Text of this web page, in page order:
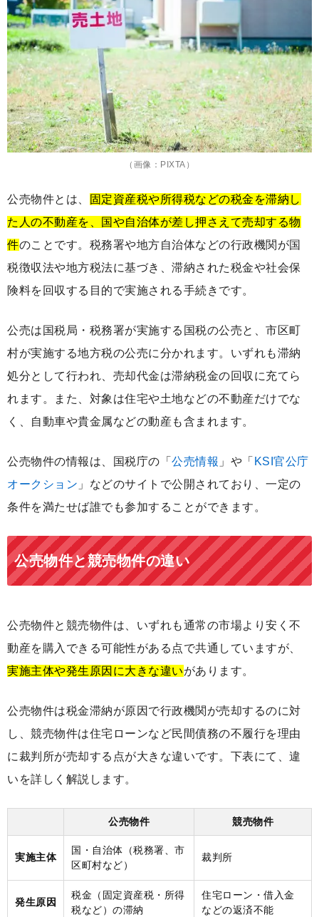
（画像：PIXTA）
公売物件とは、
固定資産税や所得税などの税金を滞納し
た人の不動産を、国や自治体が差し押さえて売却する物
件のことです。税務署や地方自治体などの行政機関が国
税徴収法や地方税法に基づき、滞納された税金や社会保
険料を回収する目的で実施される手続きです。
公売は国税局・税務署が実施する国税の公売と、市区町
村が実施する地方税の公売に分かれます。いずれも滞納
処分として行われ、売却代金は滞納税金の回収に充てら
れます。また、対象は住宅や土地などの不動産だけでな
く、自動車や貴金属などの動産も含まれます。
公売物件の情報は、国税庁の「 公売情報 」や「 KSI官公庁
オークション 」などのサイトで公開されており、一定の
条件を満たせば誰でも参加することができます。
公売物件と競売物件の違い
公売物件と競売物件は、いずれも通常の市場より安く不
動産を購入できる可能性がある点で共通していますが、
実施主体や発生原因に大きな違いがあります。
公売物件は税金滞納が原因で行政機関が売却するのに対
し、競売物件は住宅ローンなど民間債務の不履行を理由
に裁判所が売却する点が大きな違いです。下表にて、違
いを詳しく解説します。
公売物件 競売物件
実施主体
国・自治体（税務署、市
区町村など）
裁判所
発生原因
税金（固定資産税・所得
税など）の滞納
住宅ローン・借入金
などの返済不能